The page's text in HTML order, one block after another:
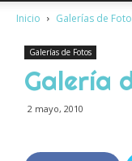
Inicio Galerías de
Galerías de Fotos
Galería
2 mayo, 2010